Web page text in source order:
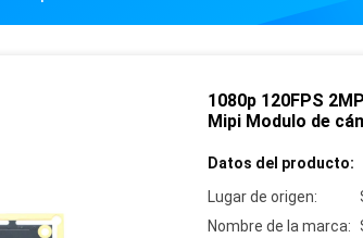
1080p 120FPS
Mipi Modulo de
Datos del producto:
Lugar de origen:
Nombre de la marca: